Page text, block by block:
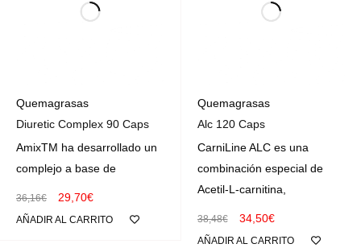
Quemagrasas
Diuretic Complex 90 Caps
AmixTM ha desarrollado un
complejo a base de
36,16€ 29,70€
AÑADIR AL CARRITO
Quemagrasas
Alc 120 Caps
CarniLine ALC es una
combinación especial de
Acetil-L-carnitina,
38,48€ 34,50€
AÑADIR AL CARRITO